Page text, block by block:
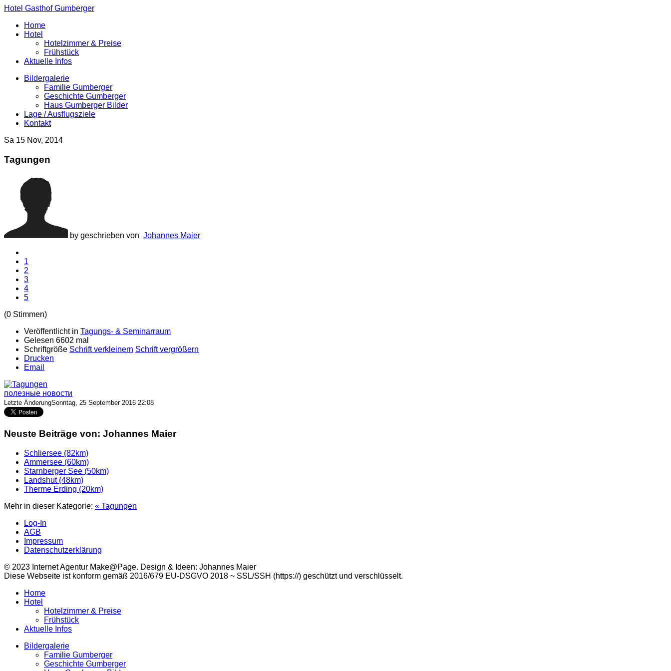
Hotel Gasthof Gumberger
Home
Hotel
Hotelzimmer & Preise
Frühstück
Aktuelle Infos
Bildergalerie
Familie Gumberger
Geschichte Gumberger
Haus Gumberger Bilder
Lage / Ausflugsziele
Kontakt
Sa 15 Nov, 2014
Tagungen
by geschrieben von Johannes Maier
1
2
3
4
5
(0 Stimmen)
Veröffentlicht in Tagungs- & Seminarraum
Gelesen 6602 mal
Schriftgröße Schrift verkleinern Schrift vergrößern
Drucken
Email
полезные новости
Letzte ÄnderungSonntag, 25 September 2016 22:08
Neuste Beiträge von: Johannes Maier
Schliersee (82km)
Ammersee (60km)
Starnberger See (50km)
Landshut (48km)
Therme Erding (20km)
Mehr in dieser Kategorie: « Tagungen
Log-In
AGB
Impressum
Datenschutzerklärung
© 2023 Internet Agentur Make@Page. Design & Ideen: Johannes Maier
Diese Webseite ist konform gemäß 2016/679 EU-DSGVO 2018 ~ SSL/SSH (https://) geschützt und verschlüsselt.
Home
Hotel
Hotelzimmer & Preise
Frühstück
Aktuelle Infos
Bildergalerie
Familie Gumberger
Geschichte Gumberger